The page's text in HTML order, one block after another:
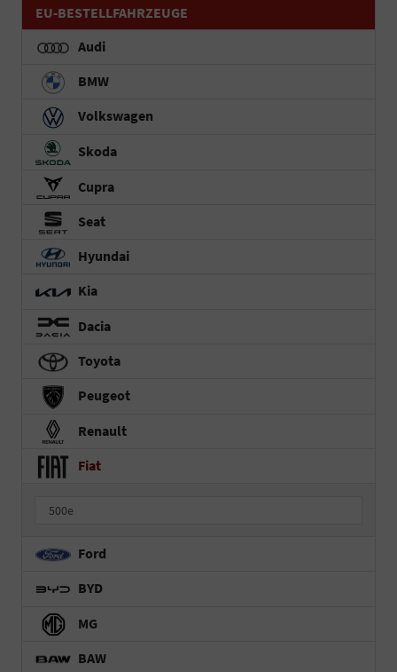
EU-BESTELLFAHRZEUGE
Audi
BMW
Volkswagen
Skoda
Cupra
Seat
Hyundai
Kia
Dacia
Toyota
Peugeot
Renault
Fiat
500e
Ford
BYD
MG
BAW